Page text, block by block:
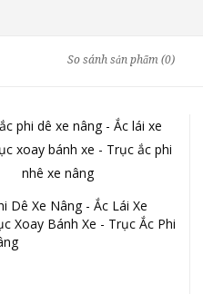
So sánh sản phẩm (0)
Dê Xe Nâng - Ắc Lái Xe
Xoay Bánh Xe - Trục Ắc Phi